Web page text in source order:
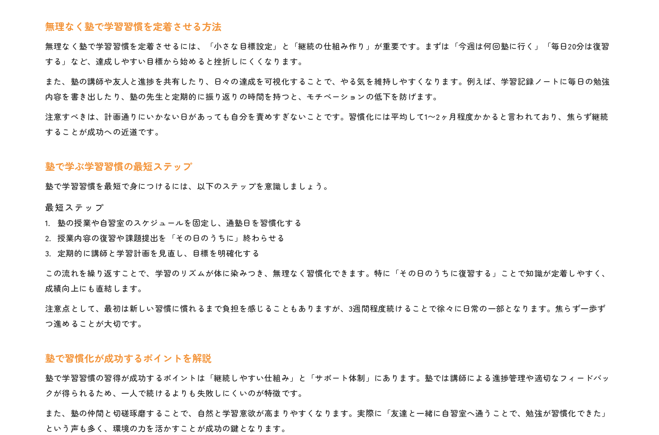
塾で身につけた学習習慣の継続術
塾で今日から実践できる学習習慣づくり
塾で学習習慣を定着させる今日の行動
無理なく塾で学習習慣を定着させる方法
無理なく塾で学習習慣を定着させるには、「小さな目標設定」と「継続の仕組み作り」が重要です。まずは「今週は何回塾に行く」「毎日20分は復習
する」など、達成しやすい目標から始めると挫折しにくくなります。
また、塾の講師や友人と進捗を共有したり、日々の達成を可視化することで、やる気を維持しやすくなります。例えば、学習記録ノートに毎日の勉強
内容を書き出したり、塾の先生と定期的に振り返りの時間を持つと、モチベーションの低下を防げます。
注意すべきは、計画通りにいかない日があっても自分を責めすぎないことです。習慣化には平均して1〜2ヶ月程度かかると言われており、焦らず継続
することが成功への近道です。
塾で学ぶ学習習慣の最短ステップ
塾で学習習慣を最短で身につけるには、以下のステップを意識しましょう。
最短ステップ
塾の授業や自習室のスケジュールを固定し、通塾日を習慣化する
授業内容の復習や課題提出を「その日のうちに」終わらせる
定期的に講師と学習計画を見直し、目標を明確化する
この流れを繰り返すことで、学習のリズムが体に染みつき、無理なく習慣化できます。特に「その日のうちに復習する」ことで知識が定着しやすく、
成績向上にも直結します。
注意点として、最初は新しい習慣に慣れるまで負担を感じることもありますが、3週間程度続けることで徐々に日常の一部となります。焦らず一歩ず
つ進めることが大切です。
塾で習慣化が成功するポイントを解説
塾で学習習慣の習得が成功するポイントは「継続しやすい仕組み」と「サポート体制」にあります。塾では講師による進捗管理や適切なフィードバッ
クが得られるため、一人で続けるよりも失敗しにくいのが特徴です。
また、塾の仲間と切磋琢磨することで、自然と学習意欲が高まりやすくなります。実際に「友達と一緒に自習室へ通うことで、勉強が習慣化できた」
という声も多く、環境の力を活かすことが成功の鍵となります。